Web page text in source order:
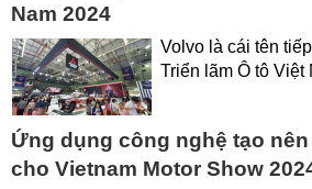
Nam 2024
Volvo là cái tên
Triển lãm Ô tô Việt
Ứng dụng công nghệ tạo
cho Vietnam Motor Show